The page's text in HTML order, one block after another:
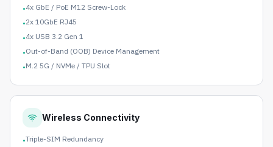
•4x GbE / PoE M12 Screw-Lock
•2x 10GbE RJ45
•4x USB 3.2 Gen 1
•Out-of-Band (OOB) Device Management
•M.2 5G / NVMe / TPU Slot
Wireless Connectivity
•Triple-SIM Redundancy